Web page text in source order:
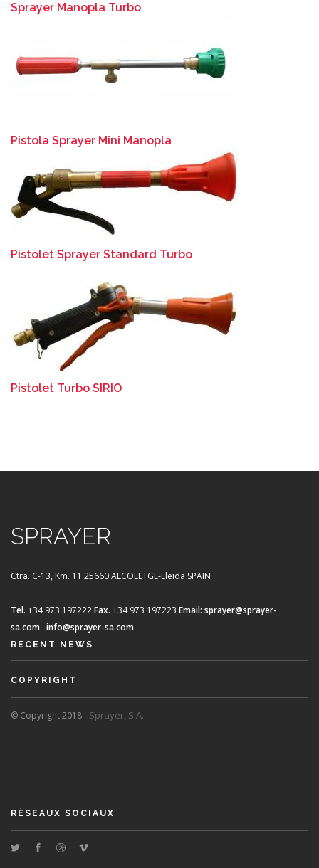
Sprayer Manopla Turbo
Pistola Sprayer Mini Manopla
Pistolet Sprayer Standard Turbo
Pistolet Turbo SIRIO
SPRAYER
Ctra. C-13, Km. 11 25660 ALCOLETGE-Lleida SPAIN
Tel. +34 973 197222Fax. +34 973 197223 Email: sprayer@sprayer-
sa.com info@sprayer-sa.com
RECENT NEWS
COPYRIGHT
© Copyright 2018 - Sprayer, S.A.
RÉSEAUX SOCIAUX